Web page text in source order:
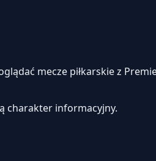
mecze piłkarskie z
charakter informacyjny.